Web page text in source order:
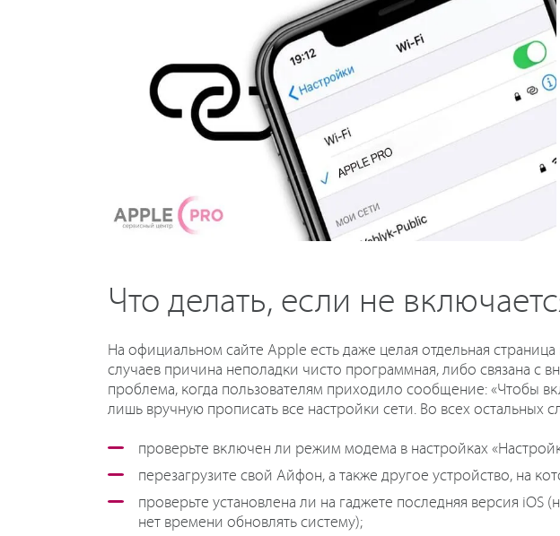
Что делать, если не
На официальном сайте Apple есть даже целая отдельная
случаев причина неполадки чисто программная, либо связана с
проблема, когда пользователям приходило сообщение: «Чтобы
лишь вручную прописать все настройки сети. Во всех остальных
проверьте включен ли режим модема в настройках
перезагрузите свой Айфон, а также другое устройство, на
проверьте установлена ли на гаджете последняя версия
нет времени обновлять систему);